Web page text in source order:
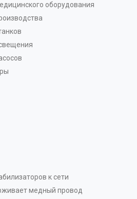
оборудования
к сети
медный провод